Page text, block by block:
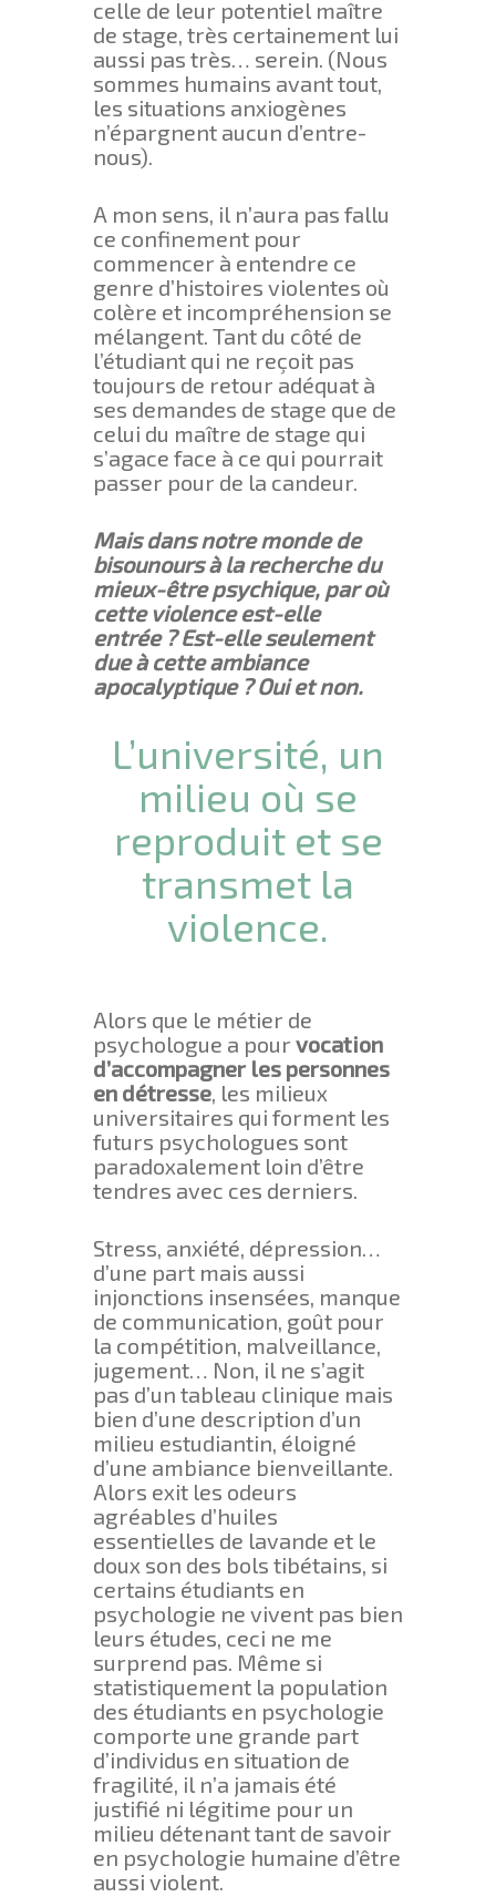
celle de leur potentiel maître
de stage, très certainement lui
aussi pas très… serein. (Nous
sommes humains avant tout,
les situations anxiogènes
n’épargnent aucun d’entre-
nous).
A mon sens, il n’aura pas fallu
ce confinement pour
commencer à entendre ce
genre d’histoires violentes où
colère et incompréhension se
mélangent. Tant du côté de
l’étudiant qui ne reçoit pas
toujours de retour adéquat à
ses demandes de stage que de
celui du maître de stage qui
s’agace face à ce qui pourrait
passer pour de la candeur.
Mais dans notre monde de
bisounours à la recherche du
mieux-être psychique, par où
cette violence est-elle
entrée ? Est-elle seulement
due à cette ambiance
apocalyptique ? Oui et non.
L’université, un
milieu où se
reproduit et se
transmet la
violence.
Alors que le métier de
psychologue a pour vocation
d’accompagner les personnes
en détresse, les milieux
universitaires qui forment les
futurs psychologues sont
paradoxalement loin d’être
tendres avec ces derniers.
Stress, anxiété, dépression…
d’une part mais aussi
injonctions insensées, manque
de communication, goût pour
la compétition, malveillance,
jugement… Non, il ne s’agit
pas d’un tableau clinique mais
bien d’une description d’un
milieu estudiantin, éloigné
d’une ambiance bienveillante.
Alors exit les odeurs
agréables d’huiles
essentielles de lavande et le
doux son des bols tibétains, si
certains étudiants en
psychologie ne vivent pas bien
leurs études, ceci ne me
surprend pas. Même si
statistiquement la population
des étudiants en psychologie
comporte une grande part
d’individus en situation de
fragilité, il n’a jamais été
justifié ni légitime pour un
milieu détenant tant de savoir
en psychologie humaine d’être
aussi violent.